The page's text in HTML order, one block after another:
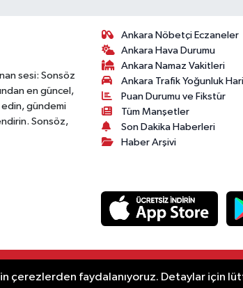
sesi: Sonsöz
en güncel,
edin, gündemi
Sonsöz,
Ankara Nöbetçi Eczaneler
Ankara Hava Durumu
Ankara Namaz Vakitleri
Ankara Trafik Yoğunluk
Puan Durumu ve Fikstür
Tüm Manşetler
Son Dakika Haberleri
Haber Arşivi
saklıdır.
çerezlerden faydalanıyoruz. Detaylar için